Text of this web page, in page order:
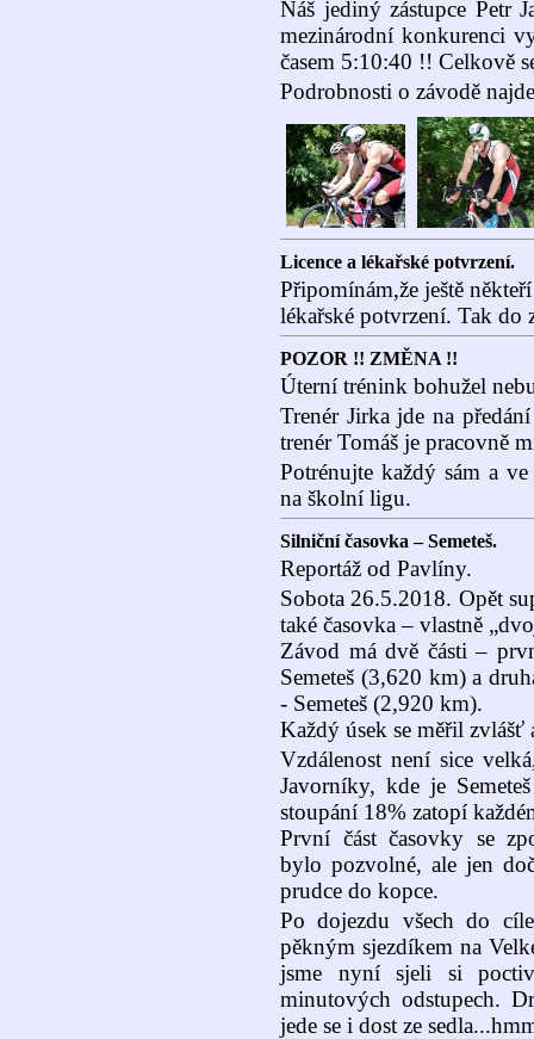
Náš jediný zástupce Petr
mezinárodní konkurenci
časem 5:10:40 !! Celkově
Podrobnosti o závodě
Licence a lékařské potvrzení.
Připomínám,že ještě
lékařské potvrzení. Tak
POZOR !! ZMĚNA !!
Úterní trénink bohužel
Trenér Jirka jde na
trenér Tomáš je pracovně
Potrénujte každý sám a
na školní ligu.
Silniční časovka – Semeteš.
Reportáž od Pavlíny.
Sobota 26.5.2018. Opět
také časovka – vlastně
Závod má dvě části –
Semeteš (3,620 km) a
- Semeteš (2,920 km).
Každý úsek se měřil zvlášť
Vzdálenost není sice
Javorníky, kde je
stoupání 18% zatopí
První část časovky se
bylo pozvolné, ale jen
prudce do kopce.
Po dojezdu všech do
pěkným sjezdíkem na
jsme nyní sjeli si
minutových odstupech.
jede se i dost ze